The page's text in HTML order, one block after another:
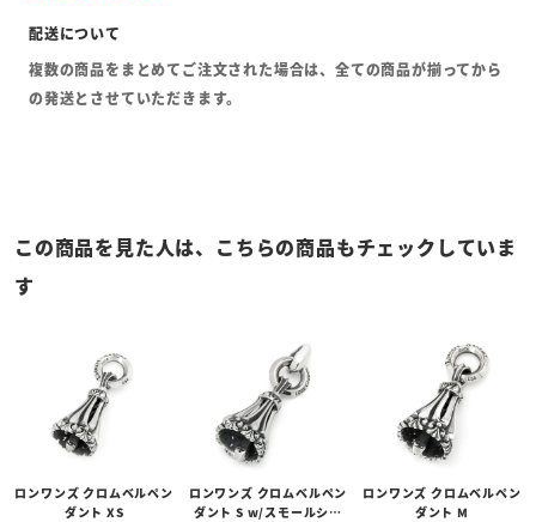
複数の商品をまとめてご注文された場合は、全ての商品が揃ってから
の発送とさせていただきます。
この商品を見た人は、こちらの商品もチェックしていま
す
ロンワンズ クロムベルペン
ダント XS
ロンワンズ クロムベルペン
ダント S w/スモールシル
ロンワンズ クロムベルペン
ダント M